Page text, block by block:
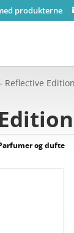
produkterne
Reflective
og dufte